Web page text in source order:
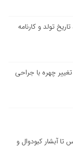
تولد و کارنامه
چهره با جراحی
تا آبشار کبودوال و